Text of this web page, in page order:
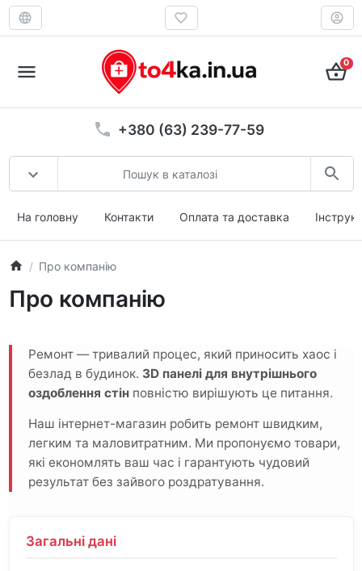
0
+380 (63) 239-77-59
На головну Контакти Оплата та доставка
Про компанію
Про компанію
Ремонт — тривалий процес, який приносить хаос і
безлад в будинок. 3D панелі для внутрішнього
оздоблення стінповністю вирішують це питання.
Наш інтернет-магазин робить ремонт швидким,
легким та маловитратним. Ми пропонуємо товари,
які економлять ваш час і гарантують чудовий
результат без зайвого роздратування.
Загальні дані